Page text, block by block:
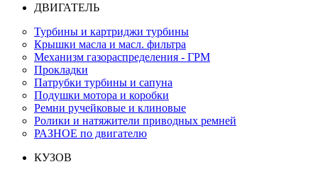
ДВИГАТЕЛЬ
Турбины и картриджи турбины
Крышки масла и масл. фильтра
Механизм газораспределения - ГРМ
Прокладки
Патрубки турбины и сапуна
Подушки мотора и коробки
Ремни ручейковые и клиновые
Ролики и натяжители приводных ремней
РАЗНОЕ по двигателю
КУЗОВ